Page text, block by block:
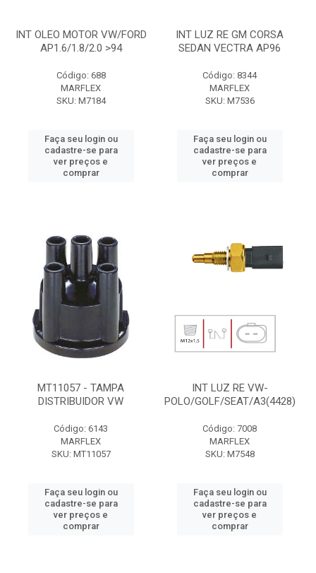
INT OLEO MOTOR VW/FORD
AP1.6/1.8/2.0 >94
Código: 688
MARFLEX
SKU: M7184
Faça seu login ou
cadastre-se para
ver preços e
comprar
INT LUZ RE GM CORSA
SEDAN VECTRA AP96
Código: 8344
MARFLEX
SKU: M7536
Faça seu login ou
cadastre-se para
ver preços e
comprar
MT11057 - TAMPA
DISTRIBUIDOR VW
Código: 6143
MARFLEX
SKU: MT11057
Faça seu login ou
cadastre-se para
ver preços e
comprar
INT LUZ RE VW-
POLO/GOLF/SEAT/A3(4428)
Código: 7008
MARFLEX
SKU: M7548
Faça seu login ou
cadastre-se para
ver preços e
comprar